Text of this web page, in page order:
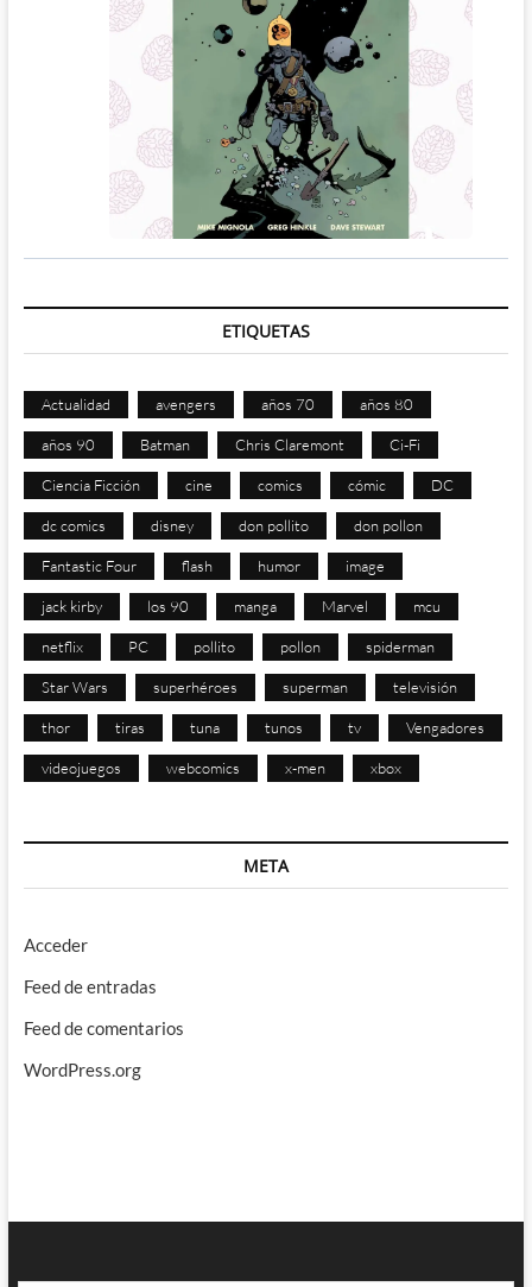
ETIQUETAS
Actualidad avengers años 70 años 80
años 90 Batman Chris Claremont Ci-Fi
Ciencia Ficción cine comics cómic DC
dc comics disney don pollito don pollon
Fantastic Four flash humor image
jack kirby los 90 manga Marvel mcu
netflix PC pollito pollon spiderman
Star Wars superhéroes superman televisión
thor tiras tuna tunos tv Vengadores
videojuegos webcomics x-men xbox
META
Acceder
Feed de entradas
Feed de comentarios
WordPress.org